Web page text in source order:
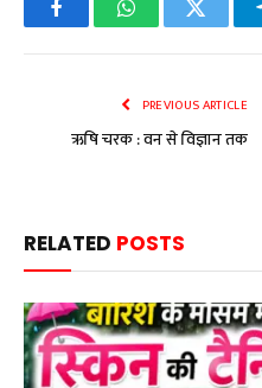
FacebookWhatsAppTwitter
PREVIOUS ARTICLE
ऋषि चरक : वन से विज्ञान तक
RELATED POSTS